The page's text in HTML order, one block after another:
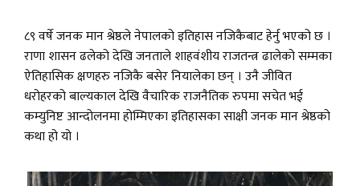
८९ वर्षे जनक मान श्रेष्ठले नेपालको इतिहास नजिकैबाट हेर्नु भएको छ ।
राणा शासन ढलेको देखि जनताले शाहवंशीय राजतन्त्र ढालेको सम्मका
ऐतिहासिक क्षणहरु नजिकै बसेर नियालेका छन् । उनै जीवित
धरोहरको बाल्यकाल देखि वैचारिक राजनैतिक रुपमा सचेत भई
कम्युनिष्ट आन्दोलनमा होम्मिएका इतिहासका साक्षी जनक मान श्रेष्ठको
कथा हो यो ।